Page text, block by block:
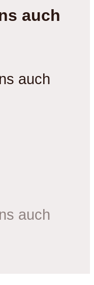
auch
auch
auch